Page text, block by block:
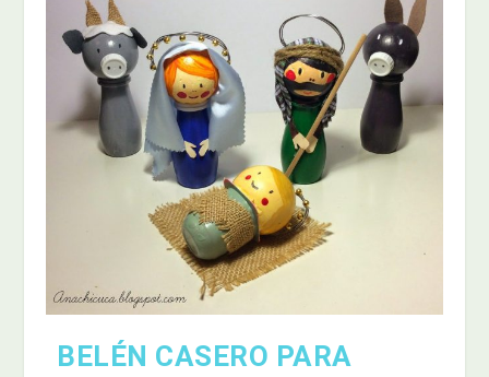
BELÉN CASERO PARA